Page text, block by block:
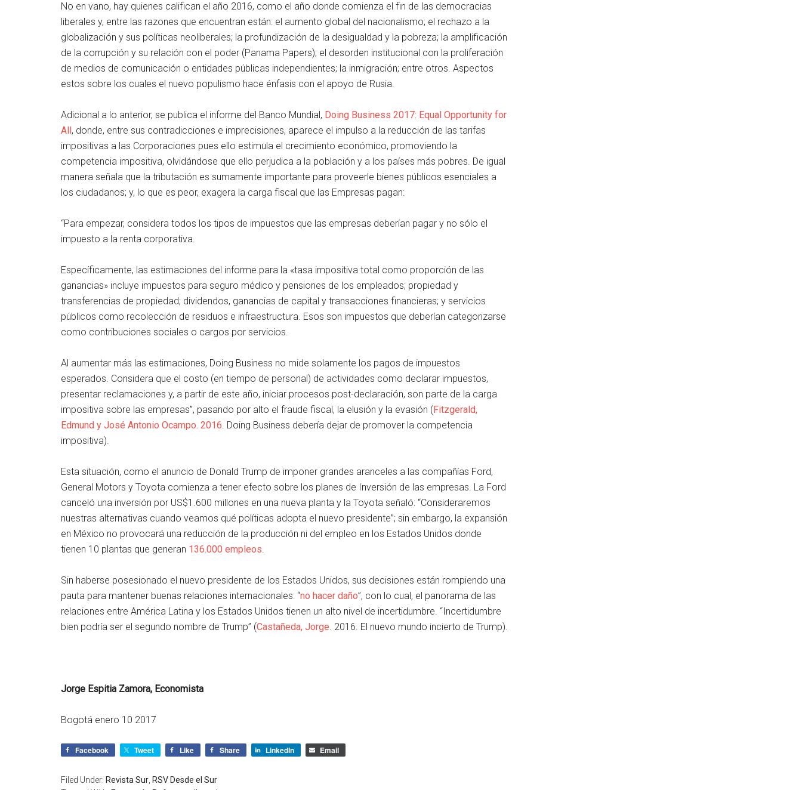
No en vano, hay quienes califican el año 2016, como el año donde comienza el fin de las democracias
liberales y, entre las razones que encuentran están: el aumento global del nacionalismo; el rechazo a la
globalización y sus políticas neoliberales; la profundización de la desigualdad y la pobreza; la amplificación
de la corrupción y su relación con el poder (Panama Papers); el desorden institucional con la proliferación
de medios de comunicación o entidades públicas independientes; la inmigración; entre otros. Aspectos
estos sobre los cuales el nuevo populismo hace énfasis con el apoyo de Rusia.
Adicional a lo anterior, se publica el informe del Banco Mundial, Doing Business 2017: Equal Opportunity for
All, donde, entre sus contradicciones e imprecisiones, aparece el impulso a la reducción de las tarifas
impositivas a las Corporaciones pues ello estimula el crecimiento económico, promoviendo la
competencia impositiva, olvidándose que ello perjudica a la población y a los países más pobres. De igual
manera señala que la tributación es sumamente importante para proveerle bienes públicos esenciales a
los ciudadanos; y, lo que es peor, exagera la carga fiscal que las Empresas pagan:
“Para empezar, considera todos los tipos de impuestos que las empresas deberían pagar y no sólo el
impuesto a la renta corporativa.
Específicamente, las estimaciones del informe para la «tasa impositiva total como proporción de las
ganancias» incluye impuestos para seguro médico y pensiones de los empleados; propiedad y
transferencias de propiedad; dividendos, ganancias de capital y transacciones financieras; y servicios
públicos como recolección de residuos e infraestructura. Esos son impuestos que deberían categorizarse
como contribuciones sociales o cargos por servicios.
Al aumentar más las estimaciones, Doing Business no mide solamente los pagos de impuestos
esperados. Considera que el costo (en tiempo de personal) de actividades como declarar impuestos,
presentar reclamaciones y, a partir de este año, iniciar procesos post-declaración, son parte de la carga
impositiva sobre las empresas”, pasando por alto el fraude fiscal, la elusión y la evasión (Fitzgerald,
Edmund y José Antonio Ocampo. 2016. Doing Business debería dejar de promover la competencia
impositiva).
Esta situación, como el anuncio de Donald Trump de imponer grandes aranceles a las compañías Ford,
General Motors y Toyota comienza a tener efecto sobre los planes de Inversión de las empresas. La Ford
canceló una inversión por US$1.600 millones en una nueva planta y la Toyota señaló: “Consideraremos
nuestras alternativas cuando veamos qué políticas adopta el nuevo presidente”; sin embargo, la expansión
en México no provocará una reducción de la producción ni del empleo en los Estados Unidos donde
tienen 10 plantas que generan 136.000 empleos.
Sin haberse posesionado el nuevo presidente de los Estados Unidos, sus decisiones están rompiendo una
pauta para mantener buenas relaciones internacionales: “no hacer daño”, con lo cual, el panorama de las
relaciones entre América Latina y los Estados Unidos tienen un alto nivel de incertidumbre. “Incertidumbre
bien podría ser el segundo nombre de Trump” (Castañeda, Jorge. 2016. El nuevo mundo incierto de Trump).
Jorge Espitia Zamora, Economista
Bogotá enero 10 2017
Facebook Tweet Like Share LinkedIn Email
Filed Under: Revista Sur RSV Desde el Sur